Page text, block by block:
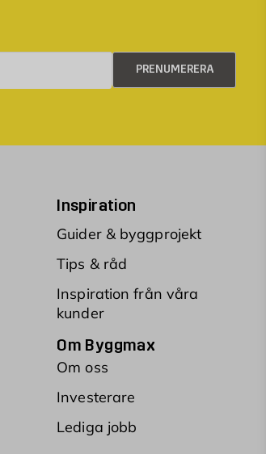
PRENUMERERA
Inspiration
Guider & byggprojekt
Tips & råd
Inspiration från våra
kunder
Om Byggmax
Om oss
Investerare
Lediga jobb